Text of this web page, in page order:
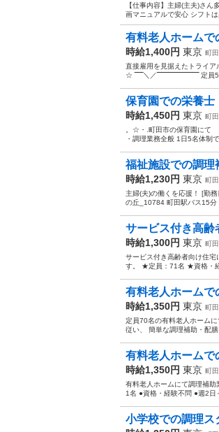
【仕事内容】主婦(主夫)さ
画マニュアルで安心 シフト
有料老人ホームで
時給1,400円 東京 町
直接雇用を見据えたトライ
☆ ‾‾‾‾＼／
保育園での栄養士
時給1,450円 東京 町
。☆・.町田市の保育園にて
・調理業務全般 1日5名体制
福祉施設での調理
時給1,230円 東京 町
主婦(夫)の働くを応援！ [勤
の丘_10784 町田駅バス15分
サービス付き高齢
時給1,300円 東京 町
サービス付き高齢者向け住
す。 ★定員：71名 ★資格・
有料老人ホームで
時給1,350円 東京 町
定員70名の有料老人ホーム
従い、 簡単な調理補助・配
有料老人ホームで
時給1,350円 東京 町
有料老人ホームにて調理補
1名 ●資格・経験不問 ●週2日
小学校での調理ス